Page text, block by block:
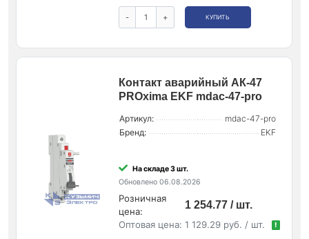
- + КУПИТЬ
Контакт аварийный АК-47
PROxima EKF mdac-47-pro
Артикул:
mdac-47-pro
Бренд:
EKF
На складе 3 шт.
Обновлено 06.08.2026
Розничная
цена:
1 254.77 / шт.
Оптовая цена: 1 129.29 руб. / шт. !